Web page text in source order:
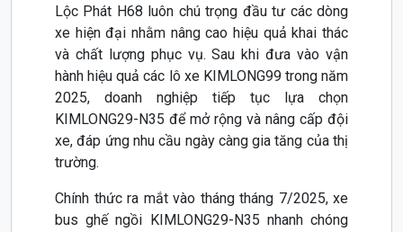
Lộc Phát H68 luôn chú trọng đầu tư các dòng
xe hiện đại nhằm nâng cao hiệu quả khai thác
và chất lượng phục vụ. Sau khi đưa vào vận
hành hiệu quả các lô xe KIMLONG99 trong năm
2025, doanh nghiệp tiếp tục lựa chọn
KIMLONG29-N35 để mở rộng và nâng cấp đội
xe, đáp ứng nhu cầu ngày càng gia tăng của thị
trường.
Chính thức ra mắt vào tháng tháng 7/2025, xe
bus ghế ngồi KIMLONG29-N35 nhanh chóng